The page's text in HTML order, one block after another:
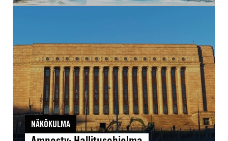
ihmisoikeuksien
näkökulmasta
heikko
ja
ristiriitainen
NÄKÖKULMA